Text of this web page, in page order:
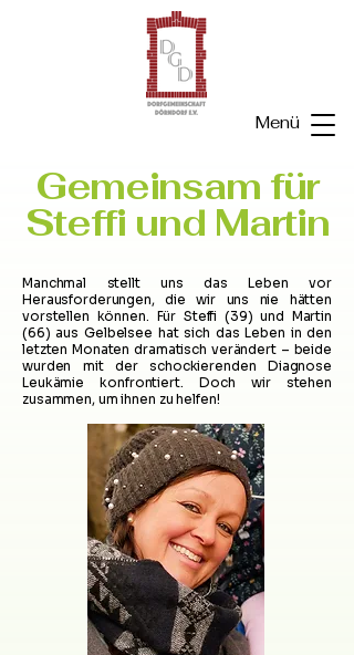
Menü
Gemeinsam für
Steffi und Martin
Manchmal stellt uns das Leben vor
Herausforderungen, die wir uns nie hätten
vorstellen können. Für Steffi (39) und Martin
(66) aus Gelbelsee hat sich das Leben in den
letzten Monaten dramatisch verändert – beide
wurden mit der schockierenden Diagnose
Leukämie konfrontiert. Doch wir stehen
zusammen, um ihnen zu helfen!